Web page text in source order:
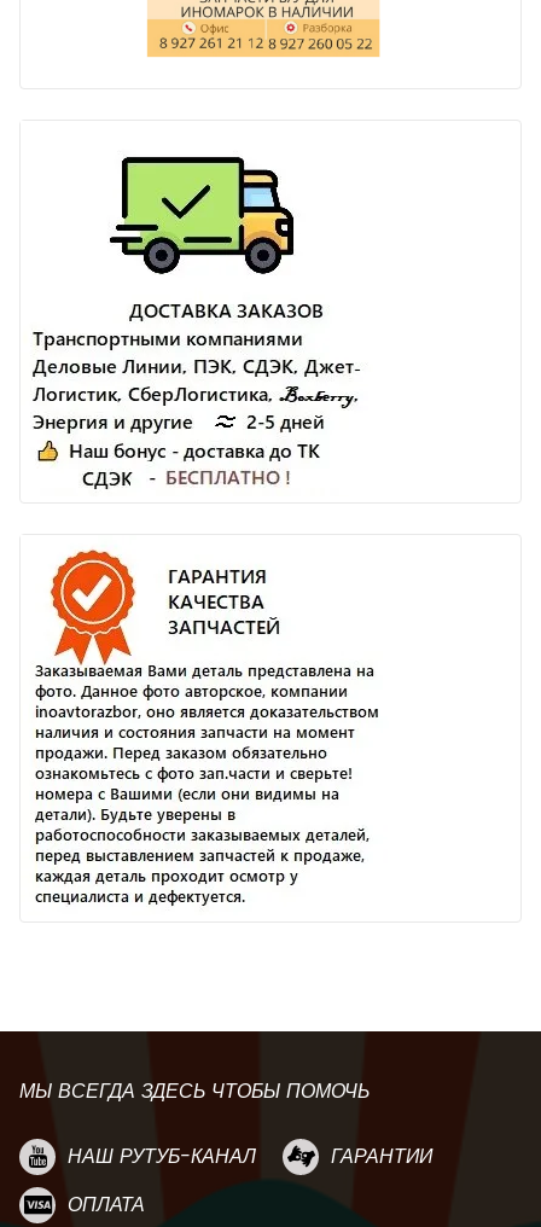
МЫ ВСЕГДА ЗДЕСЬ ЧТОБЫ ПОМОЧЬ
НАШ РУТУБ-КАНАЛ
ГАРАНТИИ
ОПЛАТА